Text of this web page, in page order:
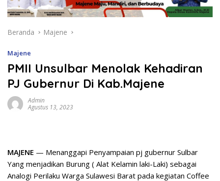
Beranda Majene
Majene
PMII Unsulbar Menolak Kehadiran
PJ Gubernur Di Kab.Majene
Admin
Agustus 13, 2023
MAJENE — Menanggapi Penyampaian pj gubernur Sulbar
Yang menjadikan Burung ( Alat Kelamin laki-Laki) sebagai
Analogi Perilaku Warga Sulawesi Barat pada kegiatan Coffee